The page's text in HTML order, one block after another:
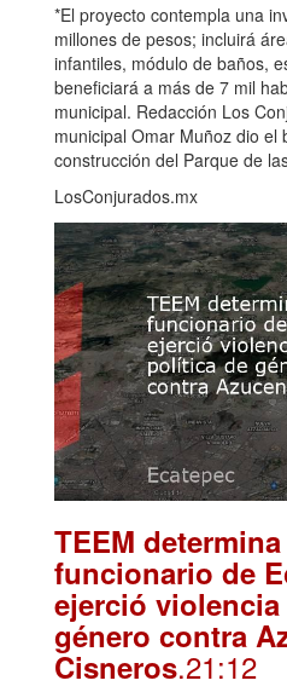
*El proyecto contempla una
millones de pesos; incluirá
infantiles, módulo de baños,
beneficiará a más de 7 mil
municipal. Redacción Los
municipal Omar Muñoz dio el
construcción del Parque de
LosConjurados.mx
TEEM
funcionario de
ejerció
género contra
Cisneros.21:12